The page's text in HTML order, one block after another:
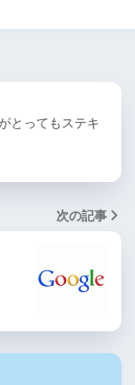
とってもステキ
次の記事